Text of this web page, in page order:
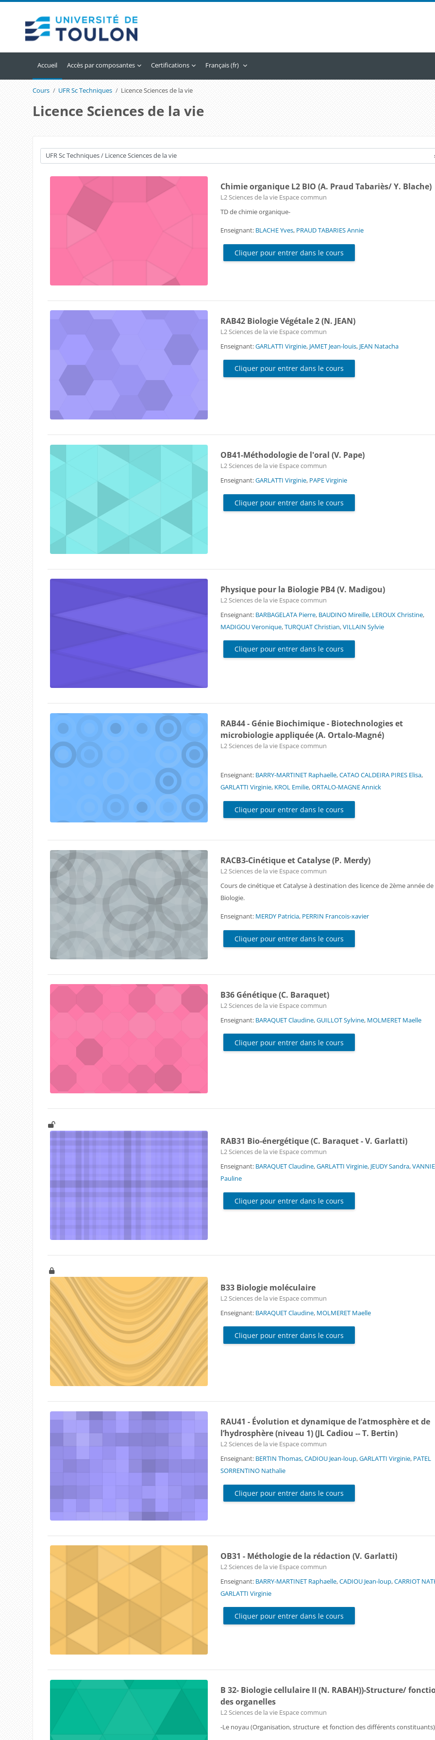
Accueil Accès par composantes Certifications Français ‎(fr)‎
Cours UFR Sc Techniques Licence Sciences de la vie
Licence Sciences de la vie
Catégories de cours
Chimie organique L2 BIO (A. Praud Tabariès/ Y. Blache)
Catégorie de cours
L2 Sciences de la vie Espace commun
TD de chimie organique-
Enseignant: BLACHE Yves, PRAUD TABARIES Annie
Cliquer pour entrer dans le cours
RAB42 Biologie Végétale 2 (N. JEAN)
Catégorie de cours
L2 Sciences de la vie Espace commun
Enseignant:GARLATTI Virginie, JAMET Jean-louis, JEAN Natacha
Cliquer pour entrer dans le cours
OB41-Méthodologie de l'oral (V. Pape)
Catégorie de cours
L2 Sciences de la vie Espace commun
Enseignant:GARLATTI Virginie, PAPE Virginie
Cliquer pour entrer dans le cours
Physique pour la Biologie PB4 (V. Madigou)
Catégorie de cours
L2 Sciences de la vie Espace commun
Enseignant: BARBAGELATA Pierre, BAUDINO Mireille, LEROUX Christine,
MADIGOU Veronique,TURQUAT Christian,VILLAIN Sylvie
Cliquer pour entrer dans le cours
RAB44 - Génie Biochimique - Biotechnologies et
microbiologie appliquée (A. Ortalo-Magné)
Catégorie de cours
L2 Sciences de la vie Espace commun
Enseignant: BARRY-MARTINET Raphaelle,CATAO CALDEIRA PIRES Elisa,
GARLATTI Virginie, KROL Emilie,ORTALO-MAGNE Annick
Cliquer pour entrer dans le cours
RACB3-Cinétique et Catalyse (P. Merdy)
Catégorie de cours
L2 Sciences de la vie Espace commun
Cours de cinétique et Catalyse à destination des licence de 2ème année de
Biologie.
Enseignant: MERDY Patricia, PERRIN Francois-xavier
Cliquer pour entrer dans le cours
B36 Génétique (C. Baraquet)
Catégorie de cours
L2 Sciences de la vie Espace commun
Enseignant: BARAQUET Claudine,GUILLOT Sylvine, MOLMERET Maelle
Cliquer pour entrer dans le cours
RAB31 Bio-énergétique (C. Baraquet - V. Garlatti)
Catégorie de cours
L2 Sciences de la vie Espace commun
Enseignant: BARAQUET Claudine,GARLATTI Virginie, JEUDY Sandra,
Pauline
Cliquer pour entrer dans le cours
B33 Biologie moléculaire
Catégorie de cours
L2 Sciences de la vie Espace commun
Enseignant: BARAQUET Claudine, MOLMERET Maelle
Cliquer pour entrer dans le cours
RAU41 - Évolution et dynamique de l’atmosphère et de
l’hydrosphère (niveau 1) (JL Cadiou -- T. Bertin)
Catégorie de cours
L2 Sciences de la vie Espace commun
Enseignant: BERTIN Thomas,CADIOU Jean-loup,GARLATTI Virginie, PATEL
SORRENTINO Nathalie
Cliquer pour entrer dans le cours
OB31 - Méthologie de la rédaction (V. Garlatti)
Catégorie de cours
L2 Sciences de la vie Espace commun
Enseignant: BARRY-MARTINET Raphaelle,CADIOU Jean-loup,CARRIOT
GARLATTI Virginie
Cliquer pour entrer dans le cours
B 32- Biologie cellulaire II (N. RABAH))-Structure/
des organelles
Catégorie de cours
L2 Sciences de la vie Espace commun
-Le noyau (Organisation, structure et fonction des différents